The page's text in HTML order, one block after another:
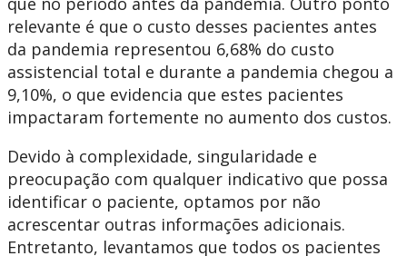
relevante é que o custo desses pacientes antes
da pandemia representou 6,68% do custo
assistencial total e durante a pandemia chegou a
9,10%, o que evidencia que estes pacientes
impactaram fortemente no aumento dos custos.
Devido à complexidade, singularidade e
preocupação com qualquer indicativo que possa
identificar o paciente, optamos por não
acrescentar outras informações adicionais.
Entretanto, levantamos que todos os pacientes